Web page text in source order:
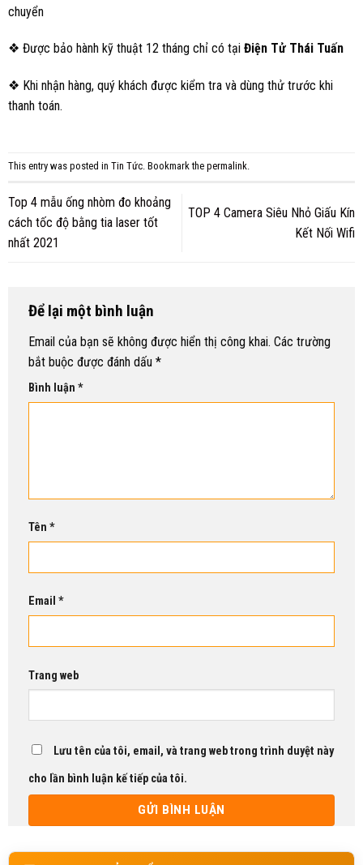
chuyển
❖ Được bảo hành kỹ thuật 12 tháng chỉ có tại Điện Tử Thái Tuấn
❖ Khi nhận hàng, quý khách được kiểm tra và dùng thử trước khi
thanh toán.
This entry was posted in Tin Tức. Bookmark the permalink.
Top 4 mẫu ống nhòm đo khoảng
cách tốc độ bằng tia laser tốt
nhất 2021
TOP 4 Camera Siêu Nhỏ Giấu Kín
Kết Nối Wifi
Để lại một bình luận
Email của bạn sẽ không được hiển thị công khai. Các trường
bắt buộc được đánh dấu *
Bình luận *
Tên *
Email *
Trang web
Lưu tên của tôi, email, và trang web trong trình duyệt này
cho lần bình luận kế tiếp của tôi.